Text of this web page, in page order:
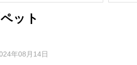
ット
年08月14日